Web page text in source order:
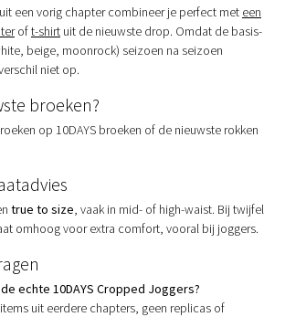
een vorig chapter combineer je perfect met een
oft-shirt uit de nieuwste drop. Omdat de basis-
beige, moonrock) seizoen na seizoen
niet op.
broeken?
op 10DAYS broeken of de nieuwste rokken
true to size, vaak in mid- of high-waist. Bij twijfel
omhoog voor extra comfort, vooral bij joggers.
echte 10DAYS Cropped Joggers?
uit eerdere chapters, geen replicas of